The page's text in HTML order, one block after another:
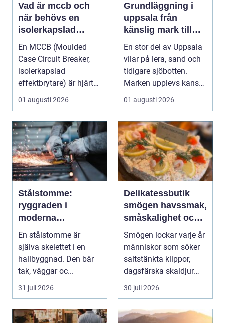
Vad är mccb och
när behövs en
isolerkapslad
effektbrytare?
En MCCB (Moulded
Case Circuit Breaker,
isolerkapslad
effektbrytare) är hjärtat
i många moderna
01 augusti 2026
Grundläggning i
uppsala från
känslig mark till
stabila
konstruktioner
En stor del av Uppsala
vilar på lera, sand och
tidigare sjöbotten.
Marken upplevs kanske
som stabil ...
01 augusti 2026
Stålstomme:
ryggraden i
moderna
hallbyggnader
En stålstomme är
själva skelettet i en
hallbyggnad. Den bär
tak, väggar oc...
31 juli 2026
Delikatessbutik
smögen havssmak,
småskalighet och
personligt urval
Smögen lockar varje år
människor som söker
saltstänkta klippor,
dagsfärska skaldjur
och genuina smak...
30 juli 2026